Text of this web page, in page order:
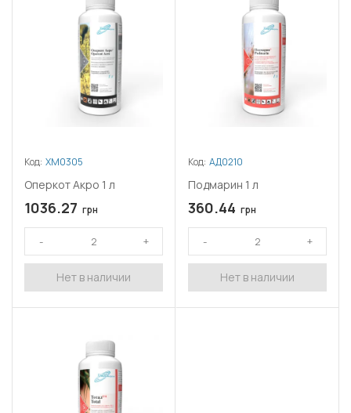
Код: ХМ0305
Оперкот Акро 1 л
1036.27 грн
Нет в наличии
Код: АД0210
Подмарин 1 л
360.44 грн
Нет в наличии